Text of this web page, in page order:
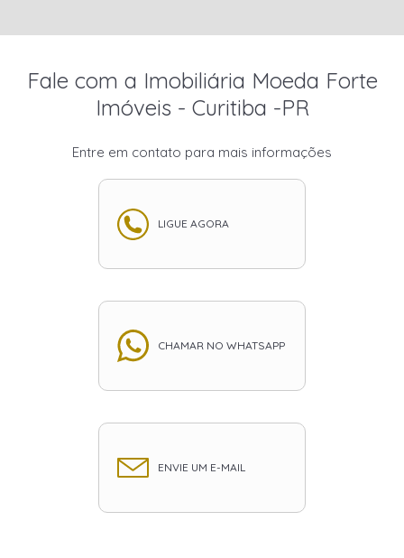
Fale com a Imobiliária Moeda Forte
Imóveis - Curitiba -PR
Entre em contato para mais informações
LIGUE AGORA
CHAMAR NO WHATSAPP
ENVIE UM E-MAIL